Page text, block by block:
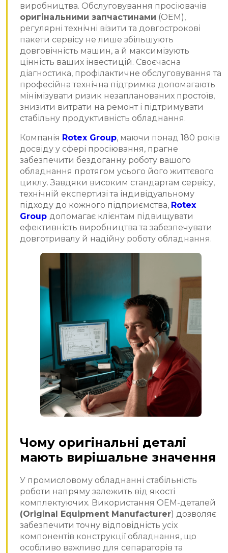
виробництва. Обслуговування просіювачів
оригінальними запчастинами (OEM),
регулярні технічні візити та довгострокові
пакети сервісу не лише збільшують
довговічність машин, а й максимізують
цінність ваших інвестицій. Своєчасна
діагностика, профілактичне обслуговування та
професійна технічна підтримка допомагають
мінімізувати ризик незапланованих простоїв,
знизити витрати на ремонт і підтримувати
стабільну продуктивність обладнання.
Компанія Rotex Group, маючи понад 180 років
досвіду у сфері просіювання, прагне
забезпечити бездоганну роботу вашого
обладнання протягом усього його життєвого
циклу. Завдяки високим стандартам сервісу,
технічній експертизі та індивідуальному
підходу до кожного підприємства, Rotex
Group допомагає клієнтам підвищувати
ефективність виробництва та забезпечувати
довготривалу й надійну роботу обладнання.
Чому оригінальні деталі
мають вирішальне значення
У промисловому обладнанні стабільність
роботи напряму залежить від якості
комплектуючих. Використання OEM-деталей
(Original Equipment Manufacturer) дозволяє
забезпечити точну відповідність усіх
компонентів конструкції обладнання, що
особливо важливо для сепараторів та